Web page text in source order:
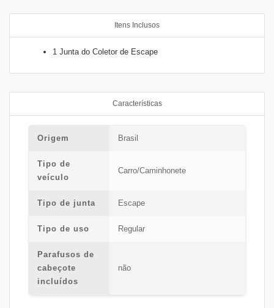
Itens Inclusos
1 Junta do Coletor de Escape
Características
Origem Brasil
Tipo de
veículo
Carro/Caminhonete
Tipo de junta Escape
Tipo de uso Regular
Parafusos de
cabeçote
incluídos
não